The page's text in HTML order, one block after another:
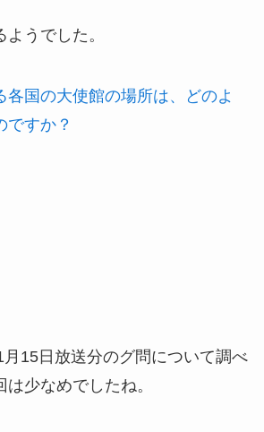
うでした。
各国の大使館の場所は、どのよ
ですか？
15日放送分のグ問について調べ
少なめでしたね。